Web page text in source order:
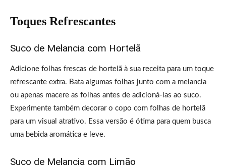
Toques Refrescantes
Suco de Melancia com Hortelã
Adicione folhas frescas de hortelã à sua receita para um toque
refrescante extra. Bata algumas folhas junto com a melancia
ou apenas macere as folhas antes de adicioná-las ao suco.
Experimente também decorar o copo com folhas de hortelã
para um visual atrativo. Essa versão é ótima para quem busca
uma bebida aromática e leve.
Suco de Melancia com Limão